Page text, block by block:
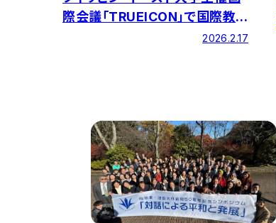
際会議「TRUEICON」で国際教
養学部の杉本学部長がプレナリ
2026.2.17